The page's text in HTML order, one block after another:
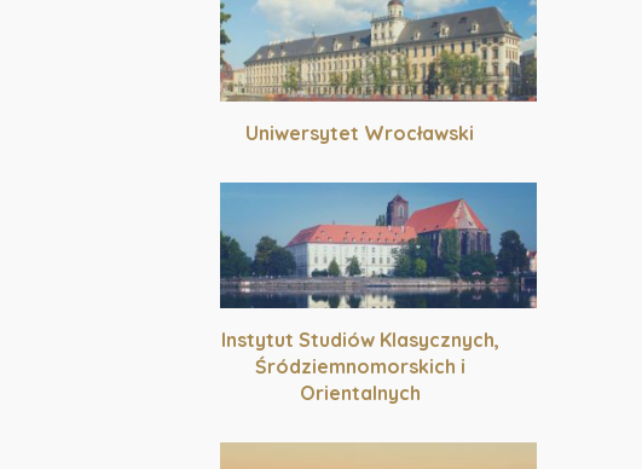
Uniwersytet Wrocławski
Instytut Studiów Klasycznych,
Śródziemnomorskich i
Orientalnych